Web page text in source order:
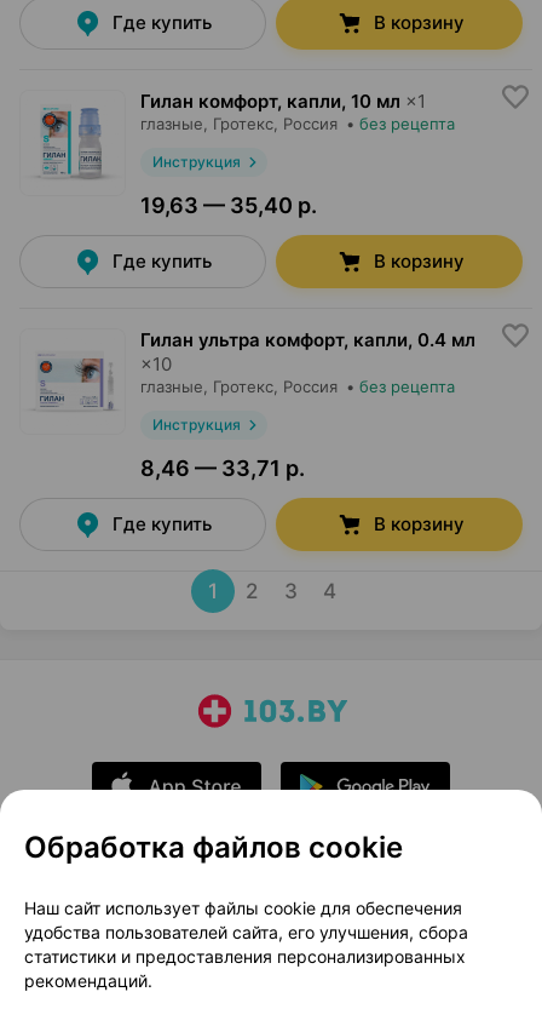
Где купить В корзину
Гилан комфорт, капли, 10 мл ×1
глазные, Гротекс , Россия • без рецепта
Инструкция
19,63 — 35,40 р.
Где купить В корзину
Гилан ультра комфорт, капли, 0.4 мл
×10
глазные, Гротекс , Россия • без рецепта
Инструкция
8,46 — 33,71 р.
Где купить В корзину
1 2 3 4
О проекте
Новости проекта
Размещение рекламы
Медицинский маркетинг
Публичный договор
Доставка
Обработка файлов cookie
Наш сайт использует файлы cookie для обеспечения
удобства пользователей сайта, его улучшения, сбора
статистики и предоставления персонализированных
рекомендаций.